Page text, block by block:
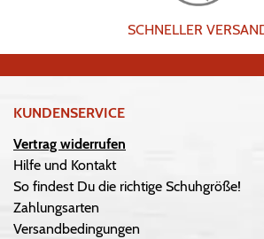
SCHNELLER
KUNDENSERVICE
Vertrag widerrufen
Hilfe und Kontakt
So findest Du die richtige Schuhgröße!
Zahlungsarten
Versandbedingungen